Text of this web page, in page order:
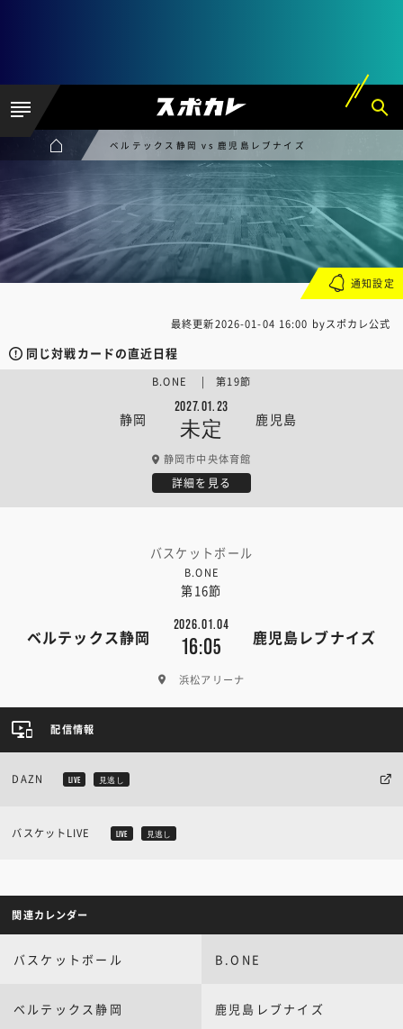
ベルテックス静岡 vs 鹿児島レブナイズ
最終更新2026-01-04 16:00 byスポカレ公式
同じ対戦カードの直近日程
静岡
2027.01.23
未定 鹿児島
B.ONE | 第19節
静岡市中央体育館
詳細を見る
バスケットボール
B.ONE
第16節
ベルテックス静岡
2026.01.04
16:05 鹿児島レブナイズ
浜松アリーナ
通知設定
配信情報
DAZN LIVE 見逃し
バスケットLIVE LIVE 見逃し
関連カレンダー
バスケットボール B.ONE
ベルテックス静岡 鹿児島レブナイズ